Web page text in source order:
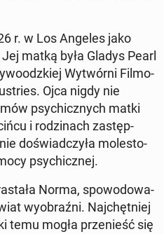
r. w Los Angeles jako
matką była Gladys Pearl
Wy­twór­ni Fil­mo­
Ojca nigdy nie
psy­chicz­nych matki
i ro­dzi­nach za­stęp­
do­świad­czy­ła mo­le­sto­
psy­chicz­nej.
Norma, spo­wo­do­wa­
wy­obraź­ni. Naj­chęt­niej
temu mogła prze­nieść się